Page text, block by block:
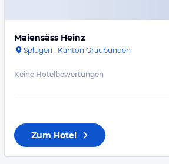
Maiensäss Heinz
Splügen · Kanton Graubünden
Keine Hotelbewertungen
Zum Hotel